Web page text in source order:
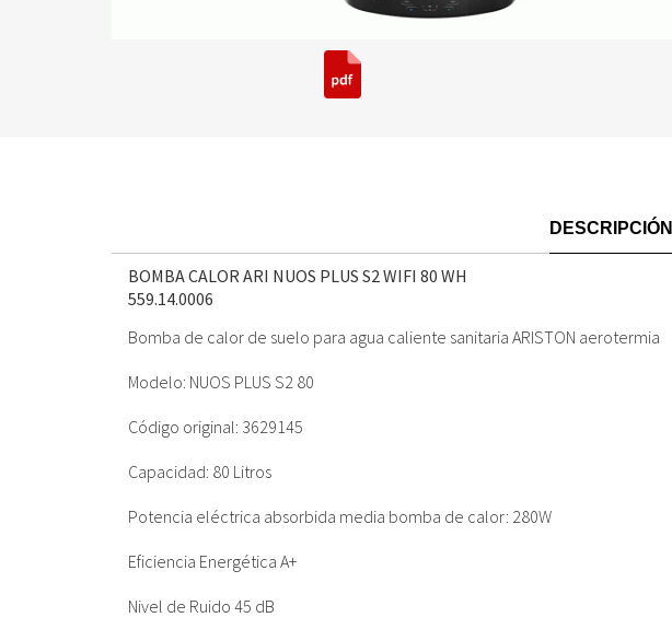
BOMBA CALOR ARI NUOS PLUS S2 WIFI 80 WH
559.14.0006
Bomba de calor de suelo para agua caliente sanitaria ARISTON aerotermia
Modelo: NUOS PLUS S2 80
Código original: 3629145
Capacidad: 80 Litros
Potencia eléctrica absorbida media bomba de calor: 280W
Eficiencia Energética A+
Nivel de Ruido 45 dB